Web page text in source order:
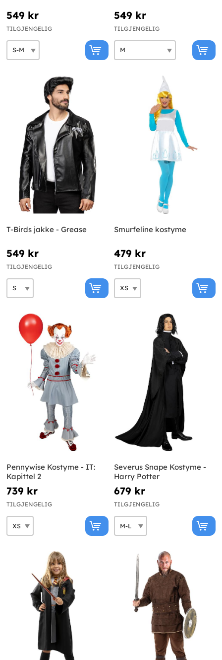
549 kr
TILGJENGELIG
549 kr
TILGJENGELIG
T-Birds jakke - Grease
549 kr
TILGJENGELIG
Smurfeline kostyme
479 kr
TILGJENGELIG
Pennywise Kostyme - IT:
Kapittel 2
739 kr
TILGJENGELIG
Severus Snape Kostyme -
Harry Potter
679 kr
TILGJENGELIG